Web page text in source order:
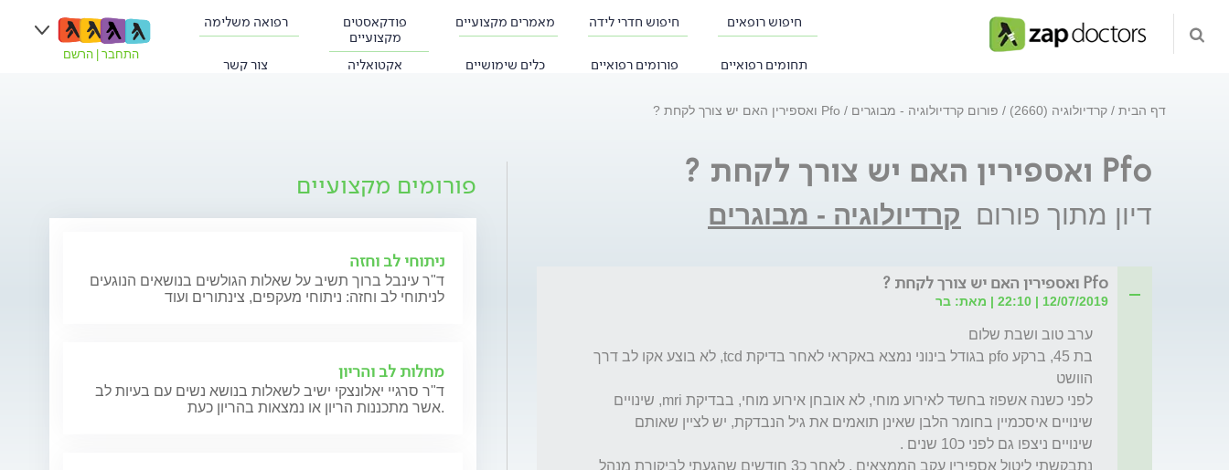
חיפוש רופאים חיפוש חדרי לידה מאמרים מקצועיים
פודקאסטים
מקצועיים
רפואה משלימה
תחומים רפואיים פורומים רפואיים כלים שימושיים אקטואליה צור קשר
התחבר הרשם
דף הבית קרדיולוגיה (2660) פורום קרדיולוגיה - מבוגרים Pfo ואספירין האם יש צורך לקחת ?
Pfo ואספירין האם יש צורך לקחת ?
דיון מתוך פורום קרדיולוגיה - מבוגרים
Pfo ואספירין האם יש צורך לקחת ?
12/07/2019 | 22:10 | מאת: בר
פורומים מקצועיים
ניתוחי לב וחזה
ד"ר עינבל ברוך תשיב על שאלות הגולשים בנושאים הנוגעים
לניתוחי לב וחזה: ניתוחי מעקפים, צינתורים ועוד
מחלות לב והריון
ד"ר סרגיי יאלונצקי ישיב לשאלות בנושא נשים עם בעיות לב
אשר מתכננות הריון או נמצאות בהריון כעת.